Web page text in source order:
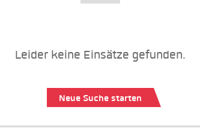
Leider keine Einsätze gefunden.
Neue Suche starten